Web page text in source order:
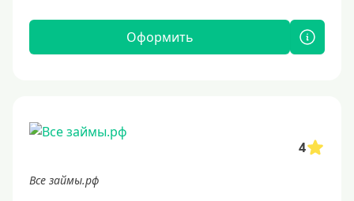
Оформить
4
Все займы.рф